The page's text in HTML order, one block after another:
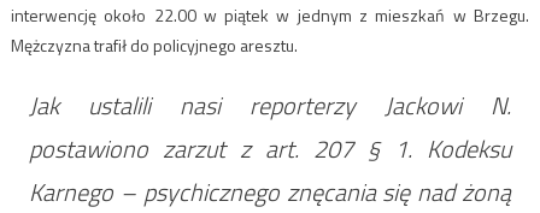
interwencję około 22.00 w piątek w jednym z mieszkań w Brzegu.
Mężczyzna trafił do policyjnego aresztu.
Jak ustalili nasi reporterzy Jackowi N.
postawiono zarzut z art. 207 § 1. Kodeksu
Karnego – psychicznego znęcania się nad żoną